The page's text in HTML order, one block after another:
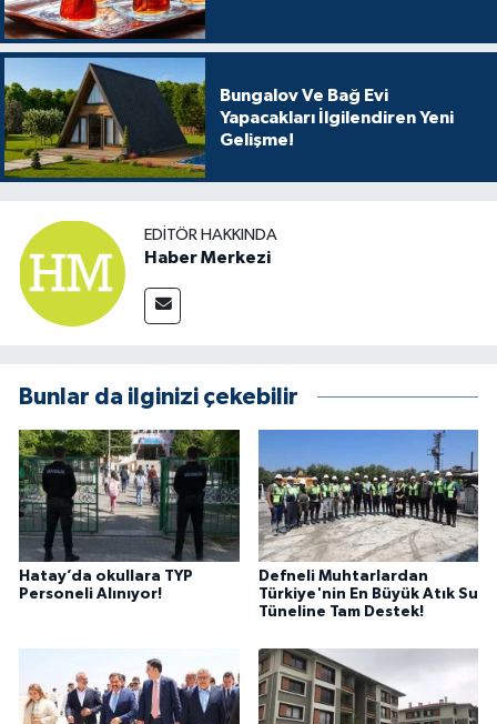
Bungalov Ve Bağ Evi
Yapacakları İlgilendiren Yeni
Gelişme!
EDITÖR HAKKINDA
Haber Merkezi
Bunlar da ilginizi çekebilir
Hatay’da okullara TYP
Personeli Alınıyor!
Defneli Muhtarlardan
Türkiye'nin En Büyük Atık Su
Tüneline Tam Destek!